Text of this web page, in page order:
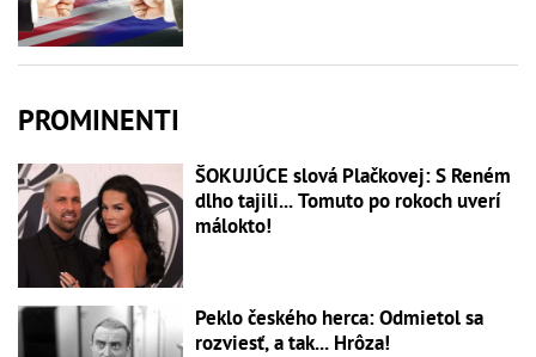
PROMINENTI
ŠOKUJÚCE slová Plačkovej: S Reném
dlho tajili... Tomuto po rokoch uverí
málokto!
Peklo českého herca: Odmietol sa
rozviesť, a tak... Hrôza!